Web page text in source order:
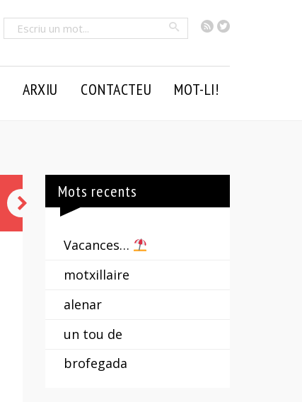
RSSTwitter
Cercar
ARXIU CONTACTEU MOT-LI!
xenofília
Mots recents
Vacances…
motxillaire
alenar
un tou de
brofegada